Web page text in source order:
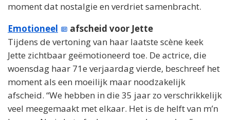
moment dat nostalgie en verdriet samenbracht.
Emotioneel
afscheid voor Jette
Tijdens de vertoning van haar laatste scène keek
Jette zichtbaar geëmotioneerd toe. De actrice, die
woensdag haar 71e verjaardag vierde, beschreef het
moment als een moeilijk maar noodzakelijk
afscheid. “We hebben in die 35 jaar zo verschrikkelijk
veel meegemaakt met elkaar. Het is de helft van m’n